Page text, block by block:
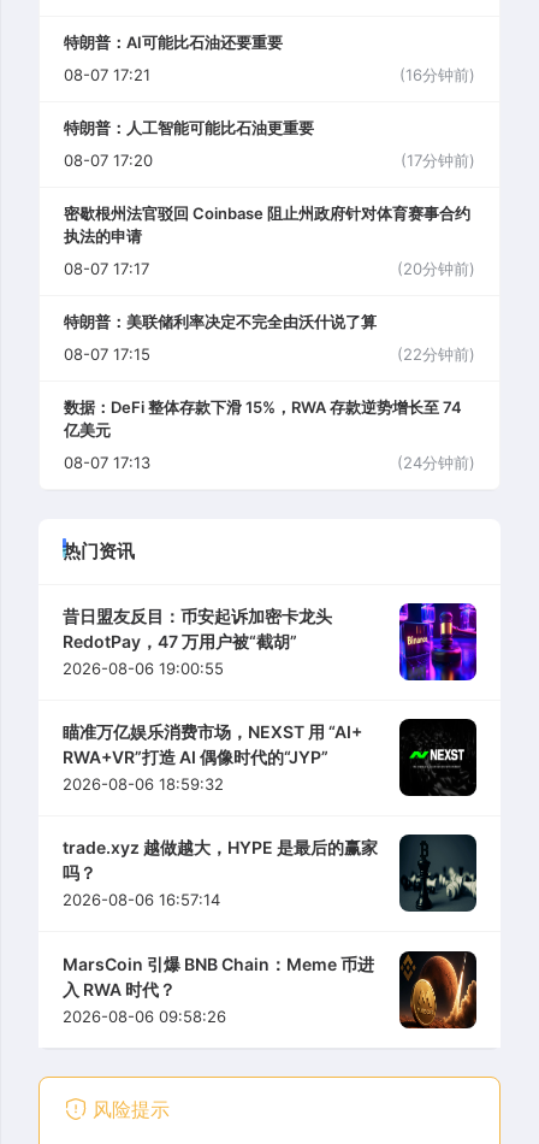
特朗普：AI可能比石油还要重要
08-07 17:21
(16分钟前)
特朗普：人工智能可能比石油更重要
08-07 17:20
(17分钟前)
密歇根州法官驳回 Coinbase 阻止州政府针对体育赛事合约
执法的申请
08-07 17:17
(20分钟前)
特朗普：美联储利率决定不完全由沃什说了算
08-07 17:15
(22分钟前)
数据：DeFi 整体存款下滑 15%，RWA 存款逆势增长至 74
亿美元
08-07 17:13
(24分钟前)
热门资讯
昔日盟友反目：币安起诉加密卡龙头
RedotPay，47 万用户被“截胡”
2026-08-06 19:00:55
瞄准万亿娱乐消费市场，NEXST 用 “AI+
RWA+VR”打造 AI 偶像时代的“JYP”
2026-08-06 18:59:32
trade.xyz 越做越大，HYPE 是最后的赢家
吗？
2026-08-06 16:57:14
MarsCoin 引爆 BNB Chain：Meme 币进
入 RWA 时代？
2026-08-06 09:58:26
风险提示